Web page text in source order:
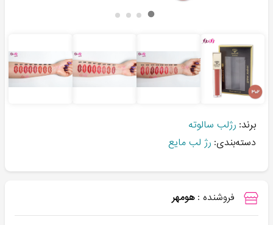
برند: رژلب سالوته
دسته‌بندی: رژ لب مایع
فروشنده : هومهر